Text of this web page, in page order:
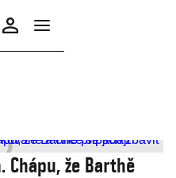
Chápu, že Barthě